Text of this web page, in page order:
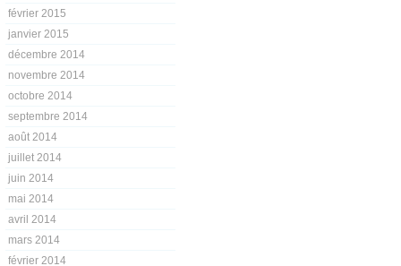
février 2015
janvier 2015
décembre 2014
novembre 2014
octobre 2014
septembre 2014
août 2014
juillet 2014
juin 2014
mai 2014
avril 2014
mars 2014
février 2014